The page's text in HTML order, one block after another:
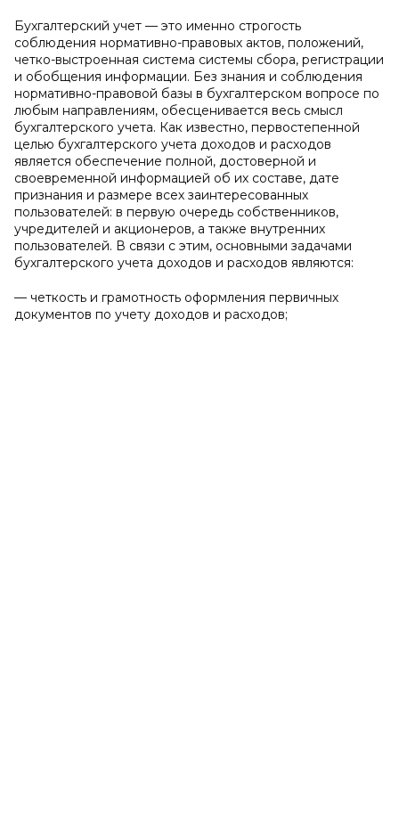
Бухгалтерский учет — это именно строгость
соблюдения нормативно-правовых актов, положений,
четко-выстроенная система системы сбора, регистрации
и обобщения информации. Без знания и соблюдения
нормативно-правовой базы в бухгалтерском вопросе по
любым направлениям, обесценивается весь смысл
бухгалтерского учета. Как известно, первостепенной
целью бухгалтерского учета доходов и расходов
является обеспечение полной, достоверной и
своевременной информацией об их составе, дате
признания и размере всех заинтересованных
пользователей: в первую очередь собственников,
учредителей и акционеров, а также внутренних
пользователей. В связи с этим, основными задачами
бухгалтерского учета доходов и расходов являются:
— четкость и грамотность оформления первичных
документов по учету доходов и расходов;